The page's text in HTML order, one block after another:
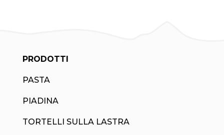
PRODOTTI
PASTA
PIADINA
TORTELLI SULLA LASTRA